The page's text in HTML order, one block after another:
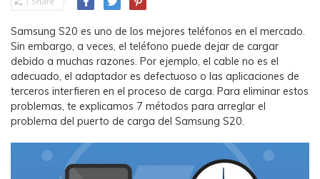
Soporte
y restaura copias de seguridad de
WhatsApp y más apps sociales.
Respaldo y Restauración
Realiza y restaura copias de
seguridad de más de 18 tipos de
datos, incluyendo los datos de
WhatsApp.
Transferencia de Datos de un
Precios para Empresas
Descuentos Educativos
Preguntas Frecuentes
Más Soporte
Sobre Nosotros
Tendencias
Concursos y eventos
ENCUENTRA MÁS SOLUCIONES
Buscar
Descargar
Samsung S20 es uno de los mejores teléfonos en el mercado.
Sin embargo, a veces, el teléfono puede dejar de cargar
debido a muchas razones. Por ejemplo, el cable no es el
adecuado, el adaptador es defectuoso o las aplicaciones de
terceros interfieren en el proceso de carga. Para eliminar estos
problemas, te explicamos 7 métodos para arreglar el
problema del puerto de carga del Samsung S20.